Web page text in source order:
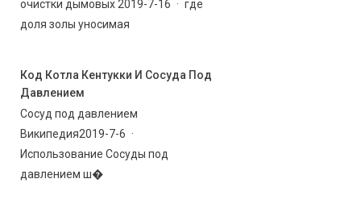
очистки дымовых 2019-7-16 · где
доля золы уносимая
Код Котла Кентукки И Сосуда Под
Давлением
Сосуд под давлением
Википедия2019-7-6 ·
Использование Сосуды под
давлением ш�